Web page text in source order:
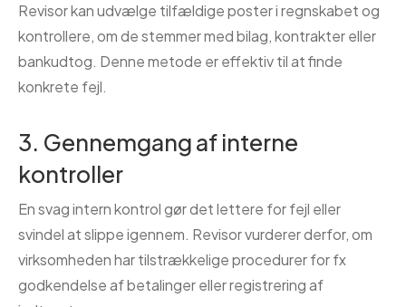
Revisor kan udvælge tilfældige poster i regnskabet og
kontrollere, om de stemmer med bilag, kontrakter eller
bankudtog. Denne metode er effektiv til at finde
konkrete fejl.
3. Gennemgang af interne
kontroller
En svag intern kontrol gør det lettere for fejl eller
svindel at slippe igennem. Revisor vurderer derfor, om
virksomheden har tilstrækkelige procedurer for fx
godkendelse af betalinger eller registrering af